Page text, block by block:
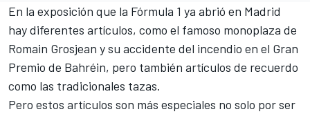
En la exposición que la Fórmula 1 ya abrió en Madrid
hay diferentes artículos, como el famoso monoplaza de
Romain Grosjean y su accidente del incendio en el Gran
Premio de Bahréin, pero también artículos de recuerdo
como las tradicionales tazas.
Pero estos artículos son más especiales no solo por ser